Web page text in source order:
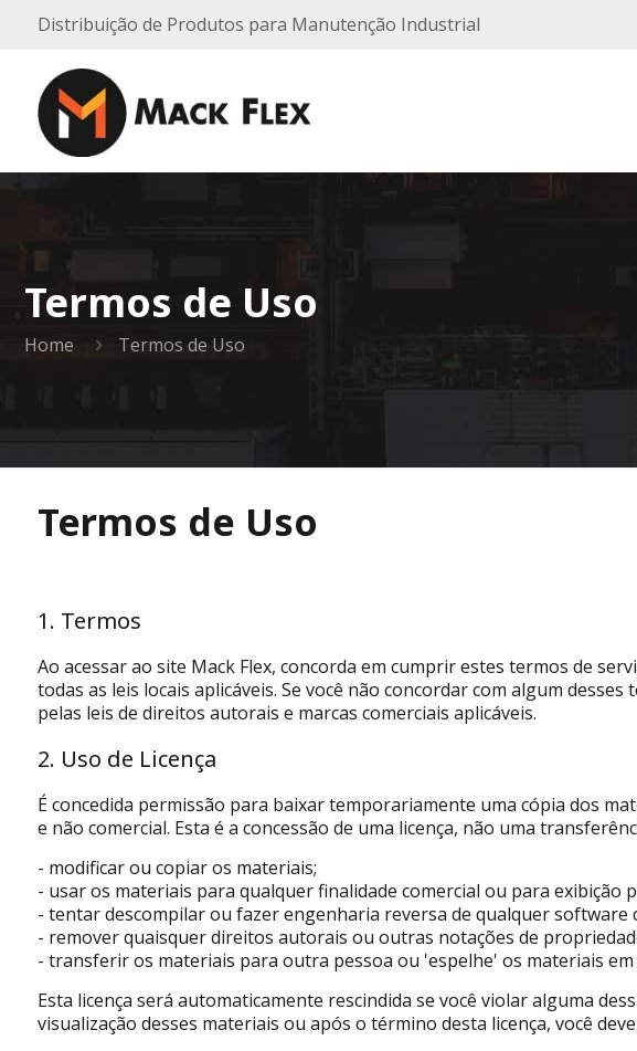
Distribuição de Produtos para Manutenção Industrial
Termos de Uso
Home Termos de Uso
Termos de Uso
1. Termos
Ao acessar ao site Mack Flex, concorda em cumprir estes termos de
todas as leis locais aplicáveis. Se você não concordar com algum
pelas leis de direitos autorais e marcas comerciais aplicáveis.
2. Uso de Licença
É concedida permissão para baixar temporariamente uma cópia dos
e não comercial. Esta é a concessão de uma licença, não uma
- modificar ou copiar os materiais;
- usar os materiais para qualquer finalidade comercial ou para exibição
- tentar descompilar ou fazer engenharia reversa de qualquer software
- remover quaisquer direitos autorais ou outras notações de
- transferir os materiais para outra pessoa ou 'espelhe' os materiais
Esta licença será automaticamente rescindida se você violar alguma
visualização desses materiais ou após o término desta licença, você